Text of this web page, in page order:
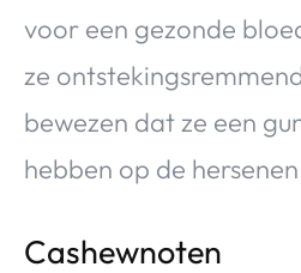
voor een gezonde
ze
bewezen dat ze een
hebben op de
Cashewnoten